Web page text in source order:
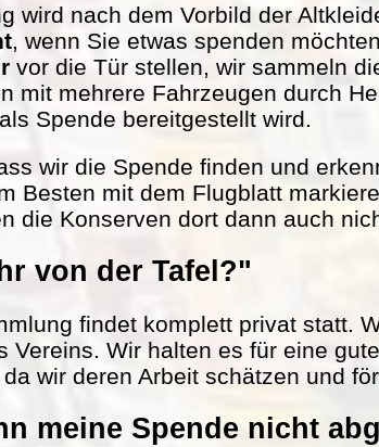
wird nach dem Vorbild der
, wenn Sie etwas spenden
vor die Tür stellen, wir sammeln
mit mehrere Fahrzeugen durch
Spende bereitgestellt wird.
wir die Spende finden und
Besten mit dem Flugblatt
die Konserven dort dann auch
von der Tafel?"
findet komplett privat statt.
Vereins. Wir halten es für eine
wir deren Arbeit schätzen und
meine Spende nicht